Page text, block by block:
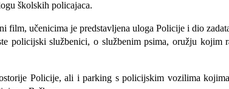
školskih policajaca.
film, učenicima je predstavljena uloga Policije i dio
policijski službenici, o službenim psima, oružju
Policije, ali i parking s policijskim vozilima